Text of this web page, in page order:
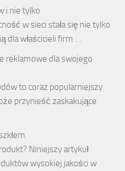
i nie tylko
w sieci stała się nie tylko
dla właścicieli firm …
reklamowe dla swojego
to coraz popularniejszy
przynieść zaskakujące
Niniejszy artykuł
wysokiej jakości w